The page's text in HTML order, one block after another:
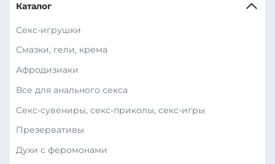
Каталог
Секс-игрушки
Смазки, гели, крема
Афродизиаки
Все для анального секса
Секс-сувениры, секс-приколы, секс-игры
Презервативы
Духи с феромонами